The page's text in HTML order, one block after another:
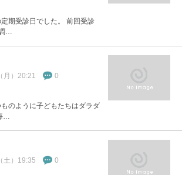
期受診日でした。 前回受診
…
月）20:21 0
のように子どもたちはダラダ
…
土）19:35 0